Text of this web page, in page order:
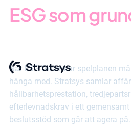
ESG som
När ESG förändrar spelplanen
hänga med. Stratsys samlar
hållbarhetsprestation,
efterlevnadskrav i ett
beslutsstöd som går att agera på.